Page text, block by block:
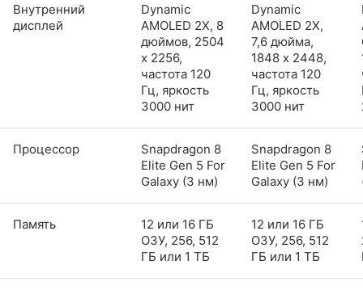
Внутренний
дисплей
Dynamic
AMOLED 2X, 8
дюймов, 2504
x 2256,
частота 120
Гц, яркость
3000 нит
Dynamic
AMOLED 2X,
7,6 дюйма,
1848 x 2448,
частота 120
Гц, яркость
3000 нит
Процессор
Snapdragon 8
Elite Gen 5 For
Galaxy (3 нм)
Snapdragon 8
Elite Gen 5 For
Galaxy (3 нм)
Память
12 или 16 ГБ
ОЗУ, 256, 512
ГБ или 1 ТБ
12 или 16 ГБ
ОЗУ, 256, 512
ГБ или 1 ТБ